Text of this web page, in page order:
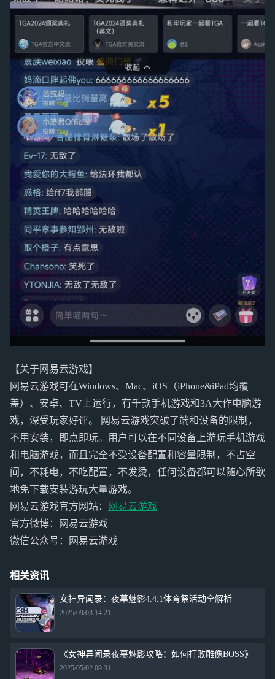
【关于网易云游戏】
网易云游戏可在Windows、Mac、iOS（iPhone&iPad均覆
盖）、安卓、TV上运行，有千款手机游戏和3A大作电脑游
戏，深受玩家好评。 网易云游戏突破了端和设备的限制，
不用安装，即点即玩。用户可以在不同设备上游玩手机游戏
和电脑游戏，而且完全不受设备配置和容量限制，不占空
间，不耗电，不吃配置，不发烫，任何设备都可以随心所欲
地免下载安装游玩大量游戏。
网易云游戏官方网站：
网易云游戏
官方微博：网易云游戏
微信公众号：网易云游戏
相关资讯
女神异闻录：夜幕魅影4.4.1体育祭活动全解析
2025/09/03 14:21
《女神异闻录夜幕魅影攻略：如何打败雕像BOSS》
2025/05/02 09:31